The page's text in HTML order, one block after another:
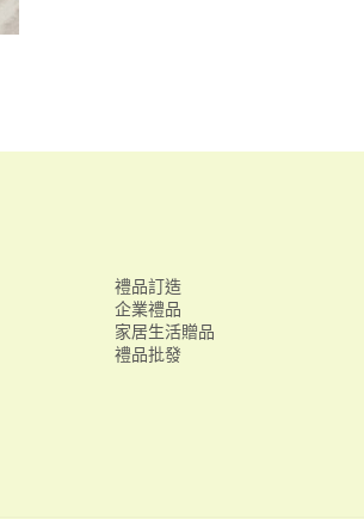
禮品訂造
企業禮品
家居生活贈品
禮品批發